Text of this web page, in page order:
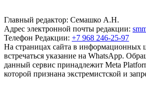
Главный редактор: Семашко А.Н.
Адрес электронной почты редакции:
Телефон Редакции: +7 968 246-25-97
На страницах сайта в информационных
встречаться указание на WhatsApp.
данный сервис принадлежит Meta
которой признана экстремистской и